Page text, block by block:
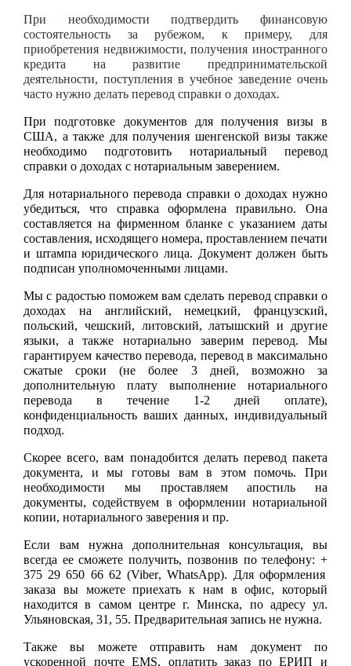
При необходимости подтвердить финансовую
состоятельность за рубежом, к примеру, для
приобретения недвижимости, получения иностранного
кредита на развитие предпринимательской
деятельности, поступления в учебное заведение очень
часто нужно делать перевод справки о доходах.
При подготовке документов для получения визы в
США, а также для получения шенгенской визы также
необходимо подготовить нотариальный перевод
справки о доходах с нотариальным заверением.
Для нотариального перевода справки о доходах нужно
убедиться, что справка оформлена правильно. Она
составляется на фирменном бланке с указанием даты
составления, исходящего номера, проставлением печати
и штампа юридического лица. Документ должен быть
подписан уполномоченными лицами.
Мы с радостью поможем вам сделать перевод справки о
доходах на английский, немецкий, французский,
польский, чешский, литовский, латышский и другие
языки, а также нотариально заверим перевод. Мы
гарантируем качество перевода, перевод в максимально
сжатые сроки (не более 3 дней, возможно за
дополнительную плату выполнение нотариального
перевода в течение 1-2 дней оплате),
конфиденциальность ваших данных, индивидуальный
подход.
Скорее всего, вам понадобится делать перевод пакета
документа, и мы готовы вам в этом помочь. При
необходимости мы проставляем апостиль на
документы, содействуем в оформлении нотариальной
копии, нотариального заверения и пр.
Если вам нужна дополнительная консультация, вы
всегда ее сможете получить, позвонив по телефону: +
375 29 650 66 62 (Viber,WhatsApp). Для оформления
заказа вы можете приехать к нам в офис, который
находится в самом центре г. Минска, по адресу ул.
Ульяновская, 31, 55. Предварительная запись не нужна.
Также вы можете отправить нам документ по
ускоренной почте EMS, оплатить заказ по ЕРИП и